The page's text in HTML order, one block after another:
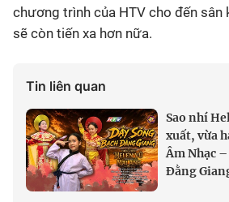
chương trình của HTV cho đến sân
sẽ còn tiến xa hơn nữa.
Tin liên quan
Sao nhí
xuất, vừa
Âm Nhạc
Đằng